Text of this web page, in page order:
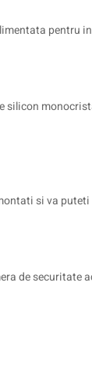
pentru
silicon
si va
de